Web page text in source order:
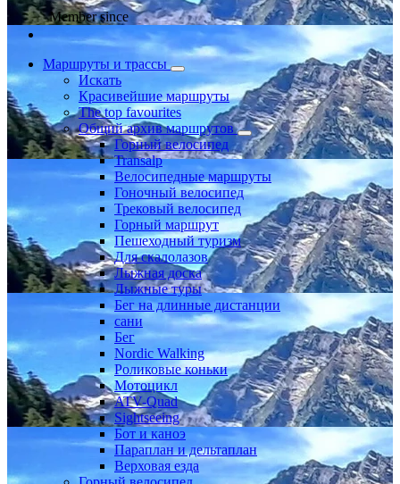
Member since
Маршруты и трассы
Искать
Красивейшие маршруты
The top favourites
Общий архив маршрутов
Горный велосипед
Transalp
Велосипедные маршруты
Гоночный велосипед
Трековый велосипед
Горный маршрут
Пешеходный туризм
Для скалолазов
Лыжная доска
Лыжные туры
Бег на длинные дистанции
сани
Бег
Nordic Walking
Роликовые коньки
Мотоцикл
ATV-Quad
Sightseeing
Бот и каноэ
Параплан и дельтаплан
Верховая езда